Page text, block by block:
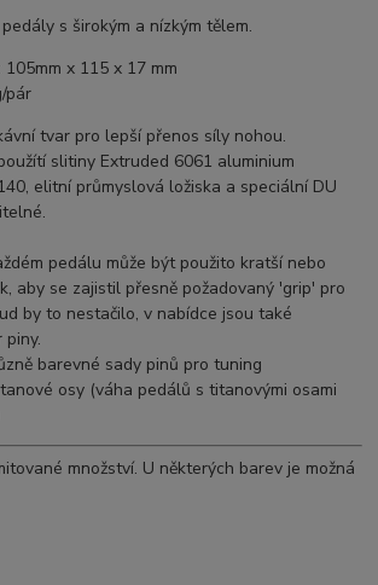
s širokým a nízkým tělem.
x 115 x 17 mm
pár
tvar pro lepší přenos síly nohou.
slitiny Extruded 6061 aluminium
elitní průmyslová ložiska a speciální DU
pedálu může být použito kratší nebo
aby se zajistil přesně požadovaný 'grip' pro
by to nestačilo, v nabídce jsou také
barevné sady pinů pro tuning
osy (váha pedálů s titanovými osami
množství. U některých barev je možná